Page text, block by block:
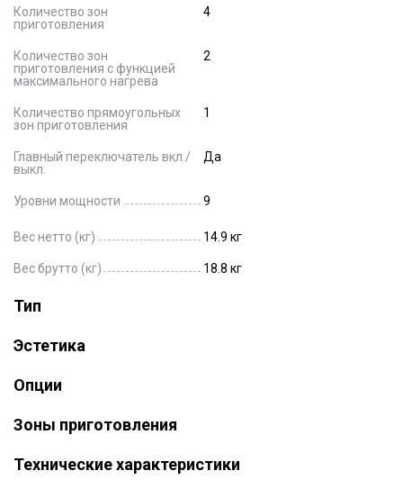
Количество зон
приготовления
4
Количество зон
приготовления с функцией
максимального нагрева
2
Количество прямоугольных
зон приготовления
1
Главный переключатель вкл./
выкл.
Да
Уровни мощности 9
Вес нетто (кг) 14.9 кг
Вес брутто (кг) 18.8 кг
Тип
Эстетика
Опции
Зоны приготовления
Технические характеристики